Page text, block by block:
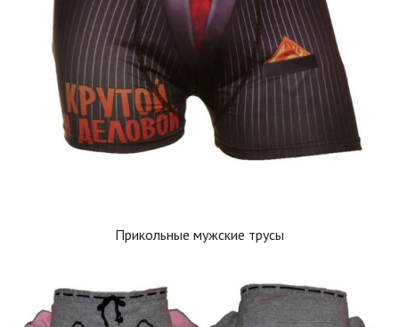
Прикольные мужские трусы